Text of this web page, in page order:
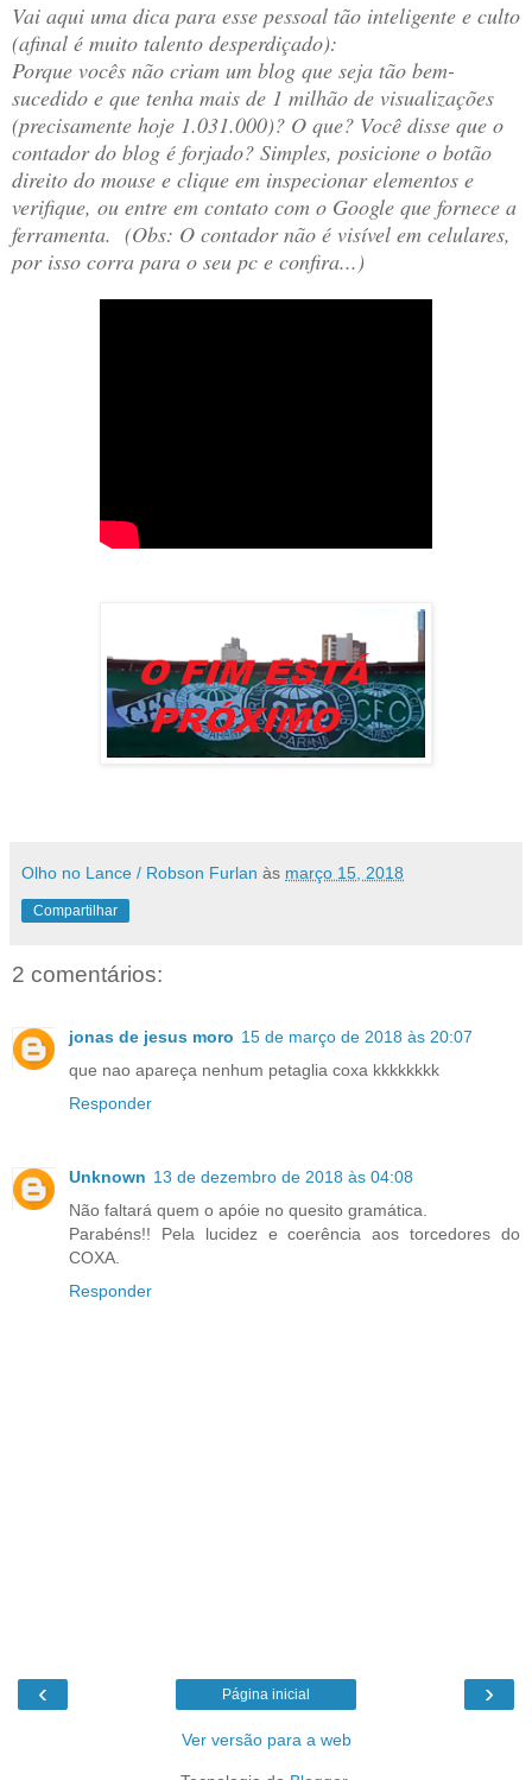
Vai aqui uma dica para esse pessoal tão inteligente e culto
(afinal é muito talento desperdiçado):
Porque vocês não criam um blog que seja tão bem-
sucedido e que tenha mais de 1 milhão de visualizações
(precisamente hoje 1.031.000)? O que? Você disse que o
contador do blog é forjado? Simples, posicione o botão
direito do mouse e clique em inspecionar elementos e
verifique, ou entre em contato com o Google que fornece a
ferramenta. (Obs: O contador não é visível em celulares,
por isso corra para o seu pc e confira...)
Olho no Lance / Robson Furlan às março 15, 2018
Compartilhar
2 comentários:
jonas de jesus moro 15 de março de 2018 às 20:07
que nao apareça nenhum petaglia coxa kkkkkkkk
Responder
Unknown 13 de dezembro de 2018 às 04:08
Não faltará quem o apóie no quesito gramática.
Parabéns!! Pela lucidez e coerência aos torcedores do
COXA.
Responder
‹ ›
Página inicial
Ver versão para a web